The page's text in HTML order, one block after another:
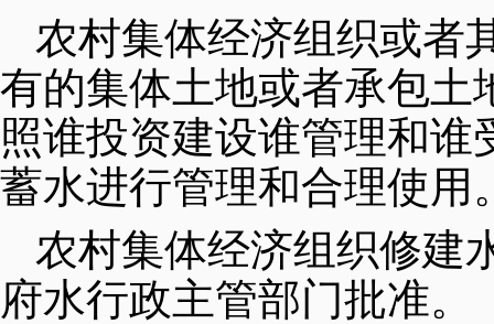
农村集体经济组织或者
有的集体土地或者承包土
照谁投资建设谁管理和
蓄水进行管理和合理使用
农村集体经济组织修建
府水行政主管部门批准。